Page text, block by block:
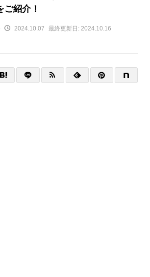
ご紹介！
2024.10.07 最終更新日: 2024.10.16